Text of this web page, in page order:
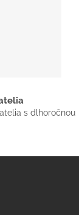
s dlhoročnou